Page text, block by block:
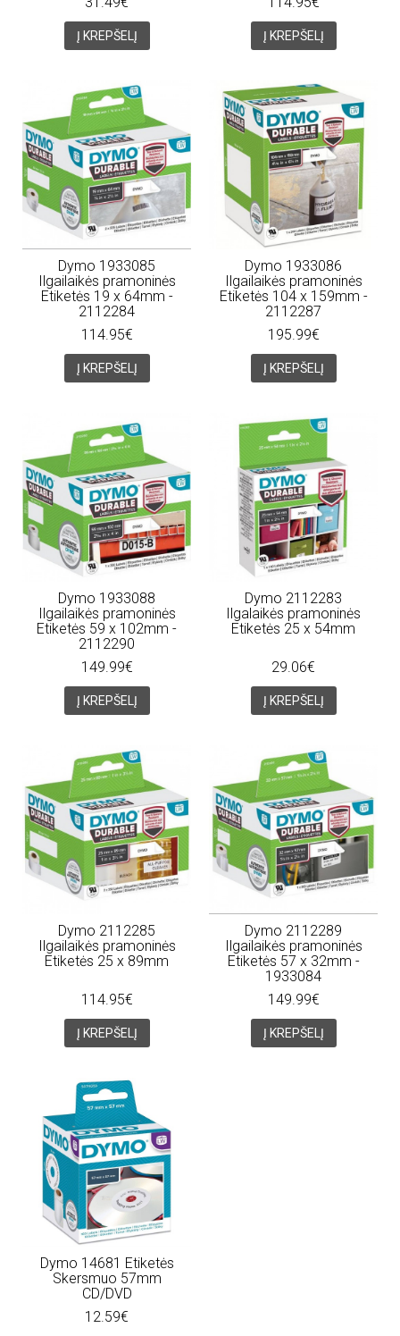
Į KREPŠELĮ Į KREPŠELĮ
Dymo 1933085
Ilgailaikės pramoninės
Etiketės 19 x 64mm -
2112284
114.95€
Į KREPŠELĮ
Dymo 1933086
Ilgailaikės pramoninės
Etiketės 104 x 159mm -
2112287
195.99€
Į KREPŠELĮ
Dymo 1933088
Ilgailaikės pramoninės
Etiketės 59 x 102mm -
2112290
149.99€
Į KREPŠELĮ
Dymo 2112283
Ilgalaikės pramoninės
Etiketės 25 x 54mm
29.06€
Į KREPŠELĮ
Dymo 2112285
Ilgailaikės pramoninės
Etiketės 25 x 89mm
114.95€
Į KREPŠELĮ
Dymo 2112289
Ilgailaikės pramoninės
Etiketės 57 x 32mm -
1933084
149.99€
Į KREPŠELĮ
Dymo 14681 Etiketės
Skersmuo 57mm
CD/DVD
12.59€